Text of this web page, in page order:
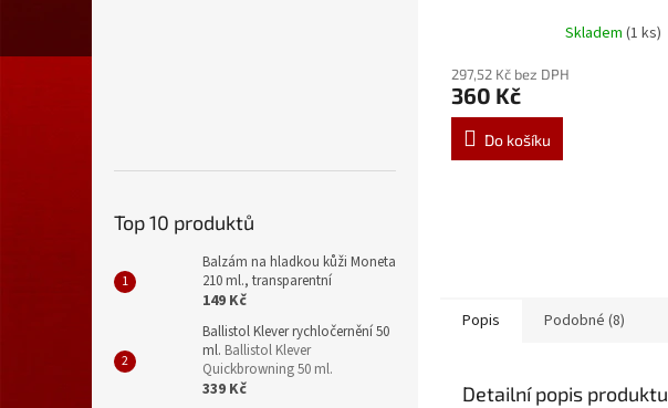
Top 10 produktů
Balzám na hladkou kůži Moneta
210 ml., transparentní
149 Kč
Ballistol Klever rychločernění 50
ml. Ballistol Klever
Quickbrowning 50 ml.
339 Kč
Skladem (1 ks)
297,52 Kč bez DPH
360 Kč
Do košíku
Popis Podobné (8)
Detailní popis produktu